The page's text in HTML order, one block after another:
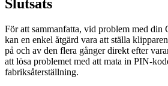
Slutsats
För att sammanfatta, vid problem med din
kan en enkel åtgärd vara att ställa
på och av den flera gånger direkt efter
att lösa problemet med att mata in PIN-
fabriksåterställning.